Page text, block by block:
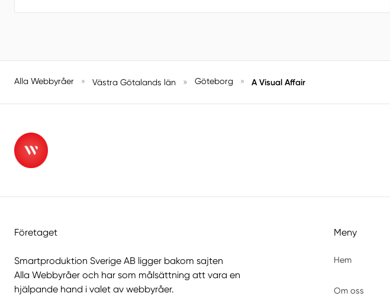
Alla Webbyråer » Västra Götalands län » Göteborg » A Visual Affair
Företaget
Smartproduktion Sverige AB ligger bakom sajten
Alla Webbyråer och har som målsättning att vara en
hjälpande hand i valet av webbyråer.
Meny
Hem
Om oss